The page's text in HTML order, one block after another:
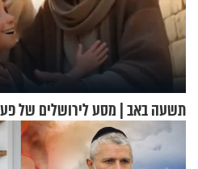
תשעה באב | מסע לירושלים של